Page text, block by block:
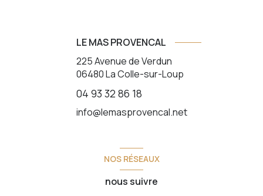
LE MAS PROVENCAL
225 Avenue de Verdun
06480La Colle-sur-Loup
04 93 32 86 18
info@lemasprovencal.net
NOS RÉSEAUX
nous suivre